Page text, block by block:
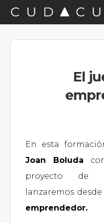
Saltar
a
Saltar
al
contenido
Saltar
a
El
En esta
Joan Boluda
proyecto de
lanzaremos
emprendedor.